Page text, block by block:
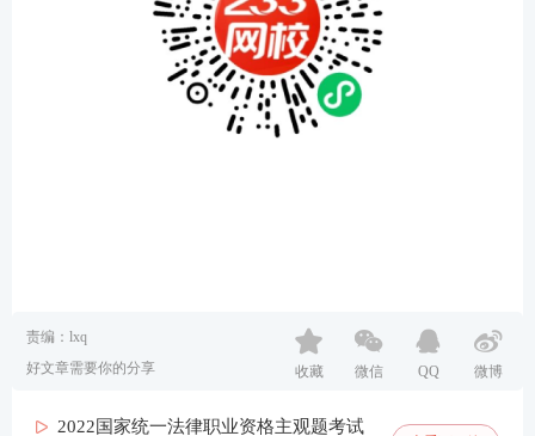
责编：lxq
好文章需要你的分享
收藏 微信 QQ 微博
2022国家统一法律职业资格主观题考试